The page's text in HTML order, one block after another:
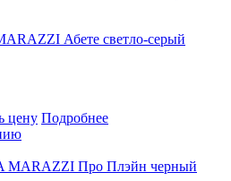
Абете светло-серый
цену Подробнее